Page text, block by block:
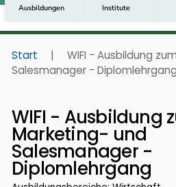
Ausbildungen Institute
Start |
WIFI - Ausbildung
Salesmanager - Diplomlehrgang
WIFI - Ausbildung
Marketing- und
Salesmanager -
Diplomlehrgang